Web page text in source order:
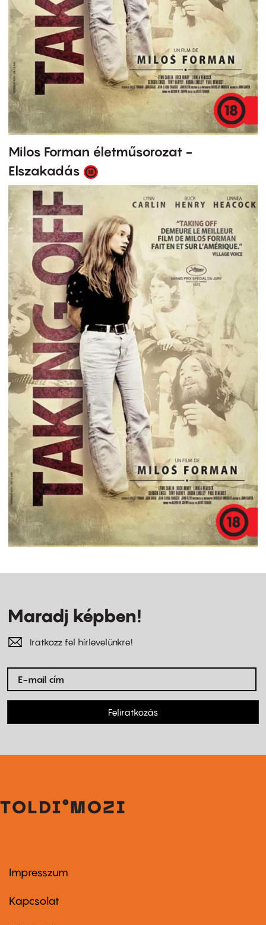
Milos Forman életműsorozat -
Elszakadás
Maradj képben!
Iratkozz fel hírlevelünkre!
Feliratkozás
Footer
first
Impresszum
Kapcsolat